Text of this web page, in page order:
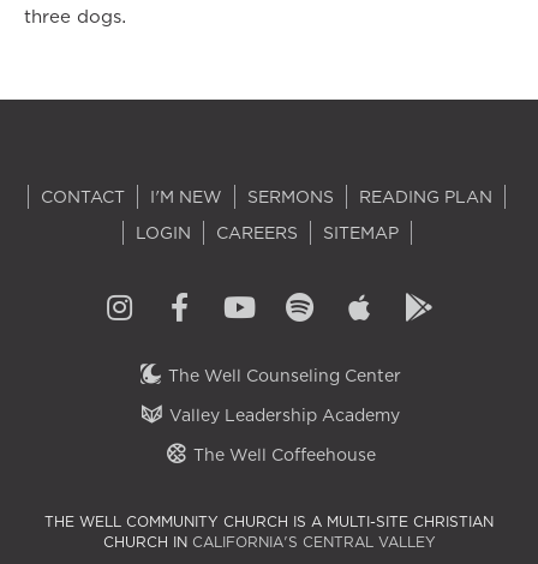
three dogs.
CONTACT I'M NEW SERMONS
READING PLAN
LOGIN
CAREERS SITEMAP
The Well Counseling Center
Valley Leadership Academy
The Well Coffeehouse
THE WELL COMMUNITY CHURCH IS A MULTI-SITE CHRISTIAN
CHURCH IN CALIFORNIA'S CENTRAL VALLEY